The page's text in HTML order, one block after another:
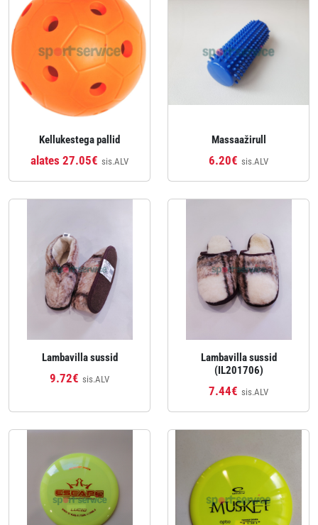
Kellukestega pallid
alates 27.05€ sis.ALV
Massaažirull
6.20€ sis.ALV
Lambavilla sussid
9.72€ sis.ALV
Lambavilla sussid
(IL201706)
7.44€ sis.ALV